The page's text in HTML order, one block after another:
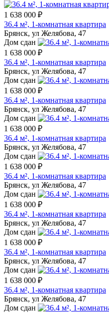
1 638 000 ₽
36.4 м², 1-комнатная квартира
Брянск, ул Желябова, 47
Дом сдан
1 638 000 ₽
36.4 м², 1-комнатная квартира
Брянск, ул Желябова, 47
Дом сдан
1 638 000 ₽
36.4 м², 1-комнатная квартира
Брянск, ул Желябова, 47
Дом сдан
1 638 000 ₽
36.4 м², 1-комнатная квартира
Брянск, ул Желябова, 47
Дом сдан
1 638 000 ₽
36.4 м², 1-комнатная квартира
Брянск, ул Желябова, 47
Дом сдан
1 638 000 ₽
36.4 м², 1-комнатная квартира
Брянск, ул Желябова, 47
Дом сдан
1 638 000 ₽
36.4 м², 1-комнатная квартира
Брянск, ул Желябова, 47
Дом сдан
1 638 000 ₽
36.4 м², 1-комнатная квартира
Брянск, ул Желябова, 47
Дом сдан